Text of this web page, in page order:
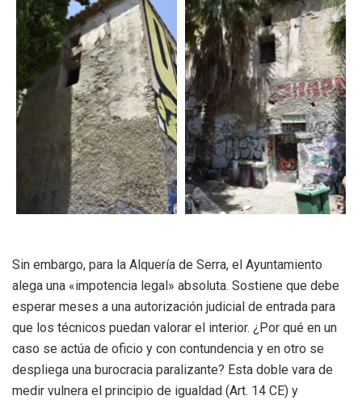
Sin embargo, para la Alquería de Serra, el Ayuntamiento
alega una «impotencia legal» absoluta. Sostiene que debe
esperar meses a una autorización judicial de entrada para
que los técnicos puedan valorar el interior. ¿Por qué en un
caso se actúa de oficio y con contundencia y en otro se
despliega una burocracia paralizante? Esta doble vara de
medir vulnera el principio de igualdad (Art. 14 CE) y